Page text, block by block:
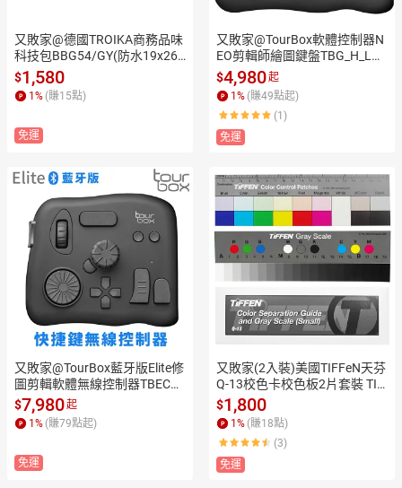
又敗家@德國TROIKA商務品味
科技包BBG54/GY(防水19x26
公分)3C電子產品收納包商務包
平板耳機充電線收納袋【全館2
99超取免運】【APP下單點數4
$1,580
1% (賺15點)
免運
又敗家@TourBox軟體控制器N
EO剪輯師繪圖鍵盤TBG_H_LN
適剪接師達文西PR後製鍵盤片
師PS修圖控制板,支援Photosh
op、Lightroom、Illustrator、
Capture OneCClip Studio Pain
t、Comic Studio、Painter、Sa
udition、C4D等聲音影像編輯
軟體【全館299超取免運】【A
$4,980起
1% (賺49點起)
(1)
免運
又敗家@TourBox藍牙版Elite修
圖剪輯軟體無線控制器TBECA_
B快捷鍵盤 適PR後製剪輯師PS
修圖CSP繪圖AI平面,支援Phot
oshop、Lightroom、Illustrato
aint、Comic Studio、Painte
$7,980起
1 % (賺79點起)
免運
又敗家(2入裝)美國TIFFeN天芬
Q-13校色卡校色板2片套裝 TIF
FEN專業色卡 標準色卡 數位典
藏色階卡 商業攝影校色卡 標準
灰卡 標準色階卡 灰階卡Color S
eparation Guide & Gray Scale
PHOTO COLOR CHECKER CO
$1,800
1 % (賺18點)
(3)
免運